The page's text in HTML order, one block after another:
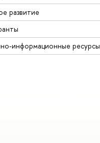
развитие
информационные ресурсы